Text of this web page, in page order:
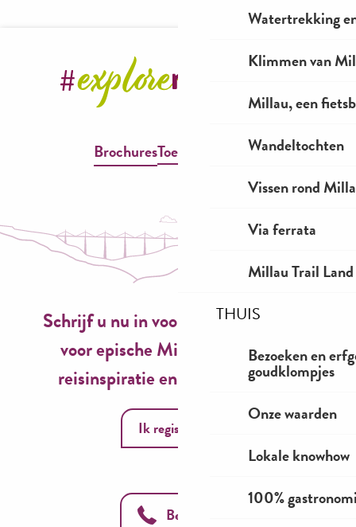
Watertrekking
Klimmen van
Millau, een
Wandeltochten
Vissen rond
Via ferrata
Millau Trail Land
THUIS
Bezoeken en
goudklompjes
Onze waarden
Lokale knowhow
100%
BrochuresToegankelijkheid
Schrijf u nu in voor onze nieuwsbrief
voor epische Millau-ervaringen,
reisinspiratie en seizoensideeën!
Ik registreer
Bel ons